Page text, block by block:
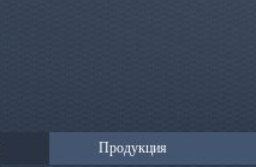
Продукция